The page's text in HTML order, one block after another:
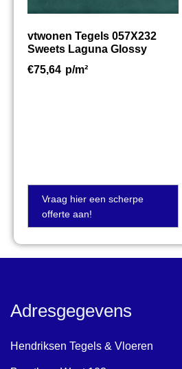
vtwonen Tegels 057X232
Sweets Laguna Glossy
€75,64 p/m²
Vraag hier een scherpe
offerte aan!
Adresgegevens
Hendriksen Tegels & Vloeren